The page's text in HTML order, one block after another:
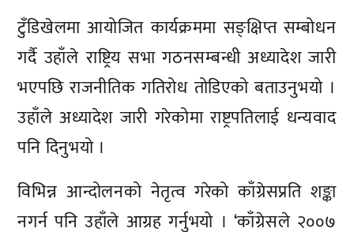
टुँडिखेलमा आयोजित कार्यक्रममा सङ्क्षिप्त सम्बोधन
गर्दै उहाँले राष्ट्रिय सभा गठनसम्बन्धी अध्यादेश जारी
भएपछि राजनीतिक गतिरोध तोडिएको बताउनुभयो ।
उहाँले अध्यादेश जारी गरेकोमा राष्ट्रपतिलाई धन्यवाद
पनि दिनुभयो ।
विभिन्न आन्दोलनको नेतृत्व गरेको काँग्रेसप्रति शङ्का
नगर्न पनि उहाँले आग्रह गर्नुभयो । ‘काँग्रेसले २००७